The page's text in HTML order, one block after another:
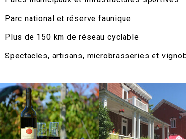
Parc national et réserve faunique
Plus de 150 km de réseau cyclable
Spectacles, artisans, microbrasseries et